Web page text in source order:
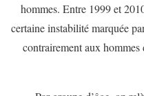
hommes. Entre 1999 et
certaine instabilité marquée
contrairement aux hommes